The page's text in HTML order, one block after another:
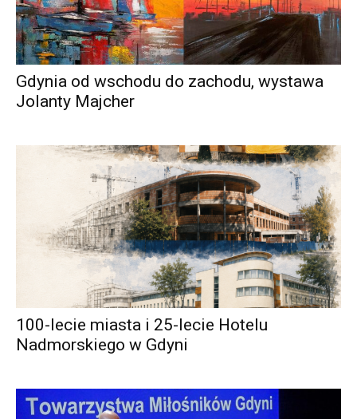
Gdynia od wschodu do zachodu, wystawa
Jolanty Majcher
100-lecie miasta i 25-lecie Hotelu
Nadmorskiego w Gdyni